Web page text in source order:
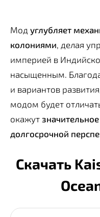
Мод углубляет
колониями , делая
империей в
насыщенным.
и вариантов
модом будет
окажут
долгосрочной
Скачать